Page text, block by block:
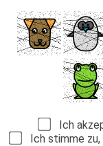
Ich
Ich stimme